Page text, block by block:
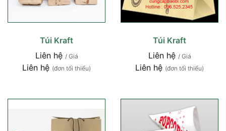
Túi Kraft
Liên hệ / Giá
Liên hệ (đơn tối thiểu)
Túi Kraft
Liên hệ / Giá
Liên hệ (đơn tối thiểu)